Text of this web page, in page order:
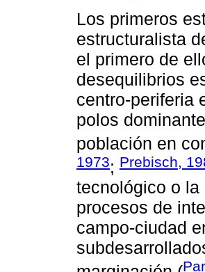
Los primeros
estructuralista
el primero de
desequilibrios
centro-periferia
polos
población en
1973; Prebisch,
tecnológico o
procesos de
campo-ciudad